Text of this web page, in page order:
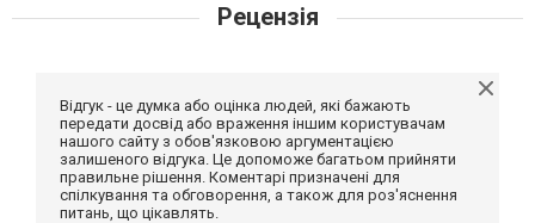
Рецензія
Відгук - це думка або оцінка людей, які бажають
передати досвід або враження іншим користувачам
нашого сайту з обов'язковою аргументацією
залишеного відгука. Це допоможе багатьом прийняти
правильне рішення. Коментарі призначені для
спілкування та обговорення, а також для роз'яснення
питань, що цікавлять.